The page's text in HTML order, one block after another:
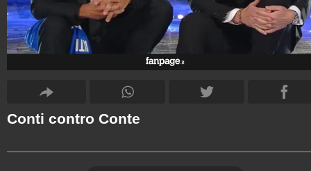
Conti contro Conte